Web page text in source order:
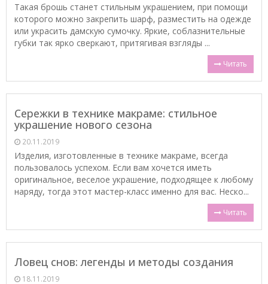
Такая брошь станет стильным украшением, при помощи
которого можно закрепить шарф, разместить на одежде
или украсить дамскую сумочку. Яркие, соблазнительные
губки так ярко сверкают, притягивая взгляды ...
Читать
Сережки в технике макраме: стильное
украшение нового сезона
20.11.2019
Изделия, изготовленные в технике макраме, всегда
пользовалось успехом. Если вам хочется иметь
оригинальное, веселое украшение, подходящее к любому
наряду, тогда этот мастер-класс именно для вас. Неско...
Читать
Ловец снов: легенды и методы создания
18.11.2019